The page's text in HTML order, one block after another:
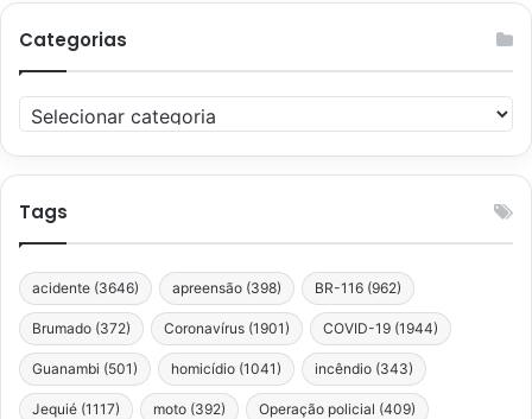
Categorias
Categorias
Tags
acidente (3646) apreensão (398) BR-116 (962)
Brumado (372) Coronavírus (1901) COVID-19 (1944)
Guanambi (501) homicídio (1041) incêndio (343)
Jequié (1117) moto (392) Operação policial (409)